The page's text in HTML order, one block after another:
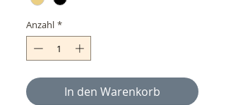
Anzahl *
In den Warenkorb